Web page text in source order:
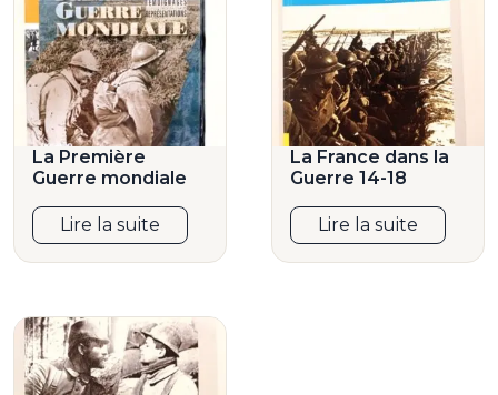
La Première
Guerre mondiale
Lire la suite
La France dans la
Guerre 14-18
Lire la suite